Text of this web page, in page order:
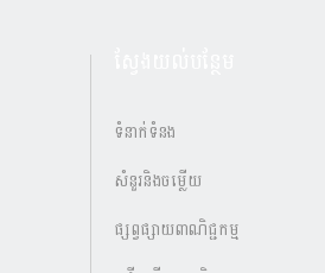
ទំនាក់ទំនង
សំនួរនិងចម្លើយ
ផ្សព្វផ្សាយពាណិជ្ជកម្ម